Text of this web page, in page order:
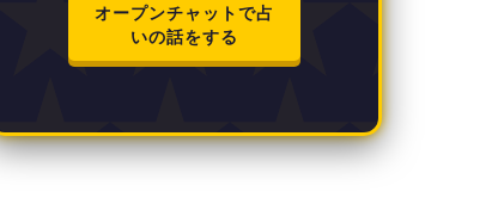
オープンチャットで占
いの話をする